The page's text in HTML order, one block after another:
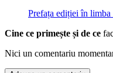
Prefața ediției în limba
Cine ce primește și de ce
Nici un comentariu